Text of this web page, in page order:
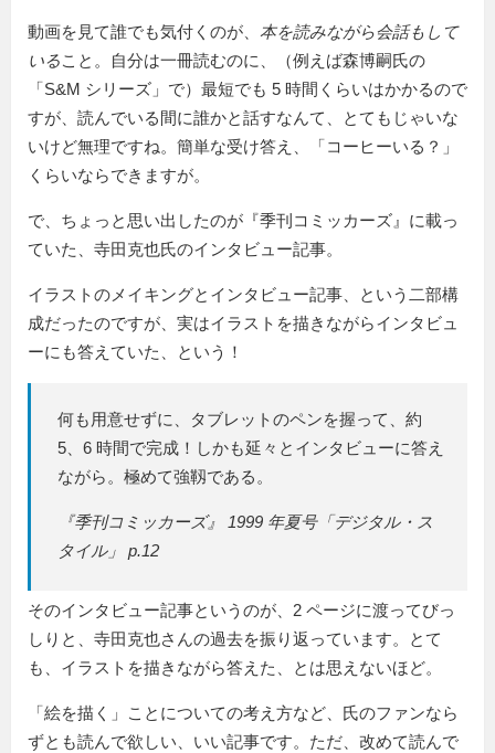
動画を見て誰でも気付くのが、 本を読みながら会話もして
いること。自分は一冊読むのに、（例えば森博嗣氏の
「S&M シリーズ」で）最短でも 5 時間くらいはかかるので
すが、読んでいる間に誰かと話すなんて、とてもじゃいな
いけど無理ですね。簡単な受け答え、「コーヒーいる？」
くらいならできますが。
で、ちょっと思い出したのが『季刊コミッカーズ』に載っ
ていた、寺田克也氏のインタビュー記事。
イラストのメイキングとインタビュー記事、という二部構
成だったのですが、実はイラストを描きながらインタビュ
ーにも答えていた、という！
何も用意せずに、タブレットのペンを握って、約
5、6 時間で完成！しかも延々とインタビューに答え
ながら。極めて強靱である。
『季刊コミッカーズ』 1999 年夏号「デジタル・ス
タイル」 p.12
そのインタビュー記事というのが、2 ページに渡ってびっ
しりと、寺田克也さんの過去を振り返っています。とて
も、イラストを描きながら答えた、とは思えないほど。
「絵を描く」ことについての考え方など、氏のファンなら
ずとも読んで欲しい、いい記事です。ただ、改めて読んで